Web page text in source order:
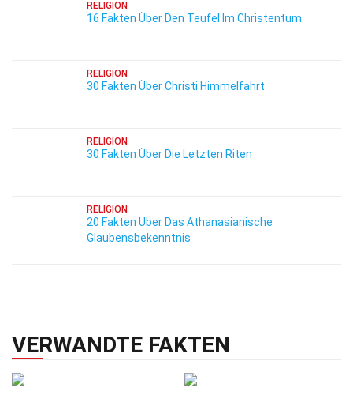
RELIGION
16 Fakten Über Den Teufel Im Christentum
RELIGION
30 Fakten Über Christi Himmelfahrt
RELIGION
30 Fakten Über Die Letzten Riten
RELIGION
20 Fakten Über Das Athanasianische
Glaubensbekenntnis
VERWANDTE FAKTEN